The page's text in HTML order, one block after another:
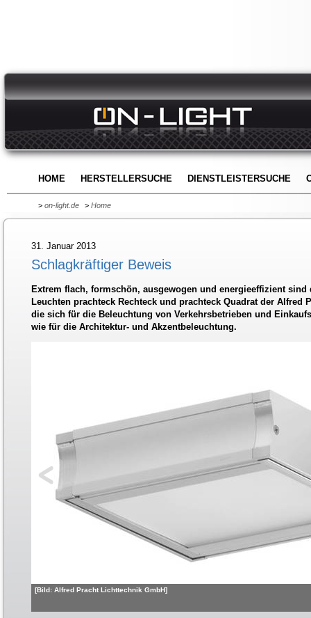
HOME HERSTELLERSUCHE DIENSTLEISTERSUCHE
> on-light.de > Home
31. Januar 2013
Schlagkräftiger Beweis
Extrem flach, formschön, ausgewogen und energieeffizient sind
Leuchten prachteck Rechteck und prachteck Quadrat der Alfred
die sich für die Beleuchtung von Verkehrsbetrieben und
wie für die Architektur- und Akzentbeleuchtung.
[Bild: Alfred Pracht Lichttechnik GmbH]